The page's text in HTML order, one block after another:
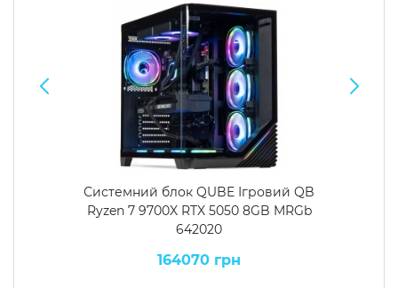
Системний блок QUBE Ігровий QB
Ryzen 7 9700X RTX 5050 8GB MRGb
642020
164070 грн